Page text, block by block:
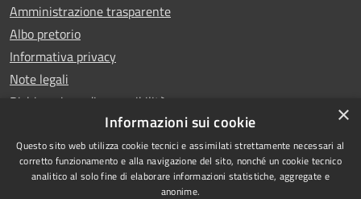
Amministrazione trasparente
Albo pretorio
Informativa privacy
Note legali
Dichiarazione di accessibilità
RSS
Copyright © 2026 • Comune di
×
Informazioni sui cookie
Questo sito web utilizza cookie tecnici e assimilati strettamente necessari al
corretto funzionamento e alla navigazione del sito, nonché un cookie tecnico
analitico al solo fine di elaborare informazioni statistiche, aggregate e
anonime.